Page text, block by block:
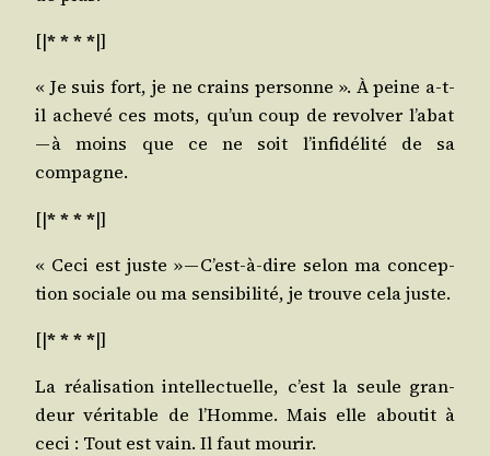
[|* * * *|]
« Je suis fort, je ne crains per­sonne ». À peine a‑t-
il ache­vé ces mots, qu’un coup de revol­ver l’a­bat
— à moins que ce ne soit l’in­fi­dé­li­té de sa
compagne.
[|* * * *|]
« Ceci est juste » — C’est-à-dire selon ma concep­
tion sociale ou ma sen­si­bi­li­té, je trouve cela juste.
[|* * * *|]
La réa­li­sa­tion intel­lec­tuelle, c’est la seule gran­
deur véri­table de l’Homme. Mais elle abou­tit à
ceci : Tout est vain. Il faut mourir.